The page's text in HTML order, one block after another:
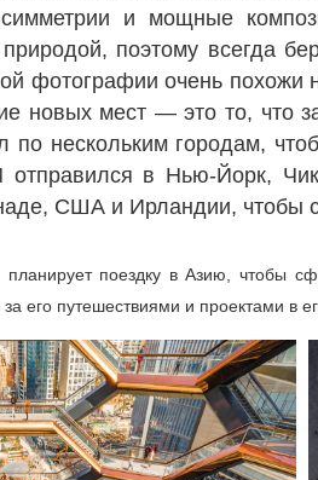
и мощные
поэтому всегда
фотографии очень
новых мест — это то, что
по нескольким городам,
отправился в Нью-Йорк,
США и Ирландии, чтобы
поездку в Азию, чтобы
его путешествиями и проектами в